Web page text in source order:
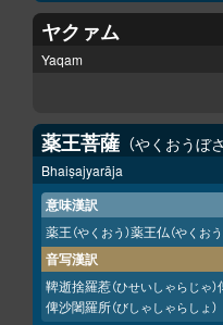
ヤクァム
Yaqam
薬王菩薩 やくおうぼ
Bhaiṣajyarāja
意味漢訳
薬王（やくおう）薬王仏（やくお
音写漢訳
鞞逝捨羅惹（ひせいしゃらじゃ）
俾沙闍羅所（びしゃしゃらしょ）